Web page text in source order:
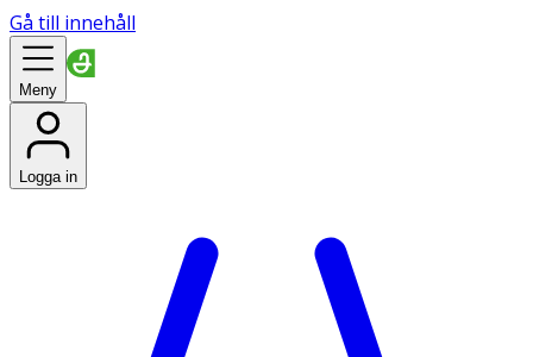
Gå till innehåll
Meny
Logga in